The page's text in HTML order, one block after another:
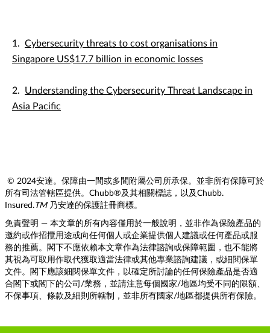
1. Cybersecurity threats to cost organisations in
Singapore US$17.7 billion in economic losses
2. Understanding the Cybersecurity Threat Landscape in
Asia Pacific
© 2024安達。保障由一間或多間附屬公司所承保。並非所有保障可於
所有司法管轄區提供。Chubb®及其相關標誌，以及Chubb.
Insured. TM 乃安達的保護註冊商標。
免責聲明 — 本文章的所有內容僅用於一般說明，並非作為保險產品的
邀約或作招攬用途或向任何個人或企業提供個人建議或任何產品或服
務的推薦。閣下不應依賴本文章作為法律諮詢或保障範圍，也不能將
其視為可取用作取代獲取適當法律或其他專業諮詢建議，或細閱保單
文件。閣下應該細閱保單文件，以確定所討論的任何保險產品是否適
合閣下或閣下的公司/業務，並請注意每個國家/地區均受不同的限額、
不保事項、條款及細則所轄制，並非所有國家/地區都提供所有保險。